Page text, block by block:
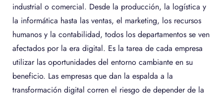
industrial o comercial. Desde la producción, la logística y
la informática hasta las ventas, el marketing, los recursos
humanos y la contabilidad, todos los departamentos se ven
afectados por la era digital. Es la tarea de cada empresa
utilizar las oportunidades del entorno cambiante en su
beneficio. Las empresas que dan la espalda a la
transformación digital corren el riesgo de depender de la